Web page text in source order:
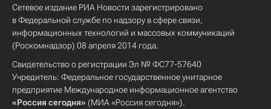
Сетевое издание РИА Новости зарегистрировано
в Федеральной службе по надзору в сфере связи,
информационных технологий и массовых коммуникаций
(Роскомнадзор) 08 апреля 2014 года.
Свидетельство о регистрации Эл № ФС77-57640
Учредитель: Федеральное государственное унитарное
предприятие Международное информационное агентство
«Россия сегодня» (МИА «Россия сегодня»).